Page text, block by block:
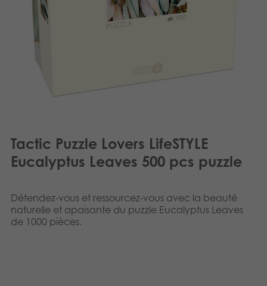
Applications mobiles
Tactic Puzzle Lovers LifeSTYLE
Eucalyptus Leaves 500 pcs puzzle
Détendez-vous et ressourcez-vous avec la beauté
naturelle et apaisante du puzzle Eucalyptus Leaves
de 1000 pièces.